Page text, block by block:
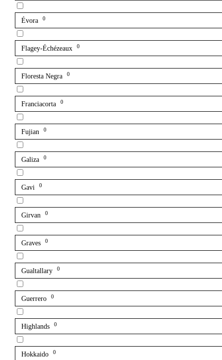
Évora 0
Flagey-Échézeaux 0
Floresta Negra 0
Franciacorta 0
Fujian 0
Galiza 0
Gavi 0
Girvan 0
Graves 0
Gualtallary 0
Guerrero 0
Highlands 0
Hokkaido 0